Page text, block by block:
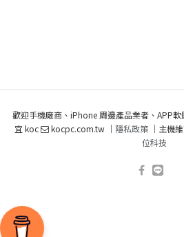
歡迎手機廠商、iPhone 周邊產品業者、APP
宜 koc
kocpc.com.tw ｜ 隱私政策｜主機維
位科技